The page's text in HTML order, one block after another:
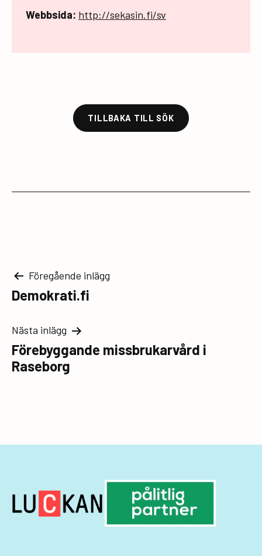
Webbsida: http://sekasin.fi/sv
TILLBAKA TILL SÖK
Inläggsnavigering
Föregående inlägg
Demokrati.fi
Nästa inlägg
Förebyggande missbrukarvård i
Raseborg